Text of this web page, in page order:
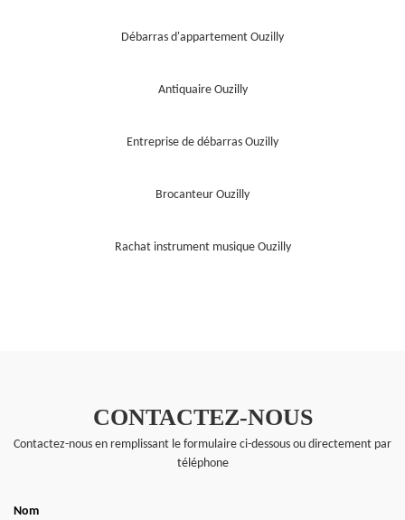
Débarras d'appartement Ouzilly
Antiquaire Ouzilly
Entreprise de débarras Ouzilly
Brocanteur Ouzilly
Rachat instrument musique Ouzilly
CONTACTEZ-NOUS
Contactez-nous en remplissant le formulaire ci-dessous ou directement par
téléphone
Nom